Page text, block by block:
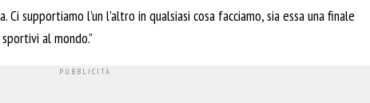
supportiamo l’un l’altro in qualsiasi cosa facciamo, sia essa una finale
al mondo.”